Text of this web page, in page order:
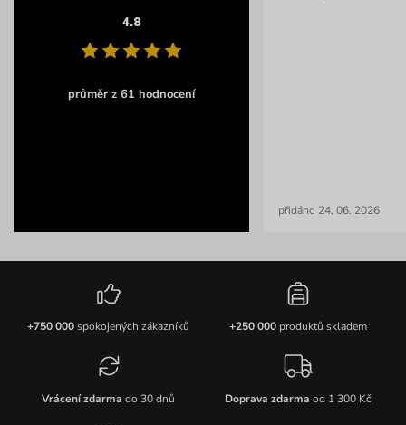
4.8
průměr z 61 hodnocení
přidáno 24. 06. 2026
+750 000spokojených zákazníků +250 000produktů skladem
Vrácení zdarma do 30 dnů Doprava zdarma od 1 300 Kč